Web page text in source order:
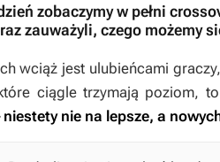
zobaczymy w pełni
zauważyli, czego możemy
wciąż jest ulubieńcami
ciągle trzymają poziom,
niestety nie na lepsze, a